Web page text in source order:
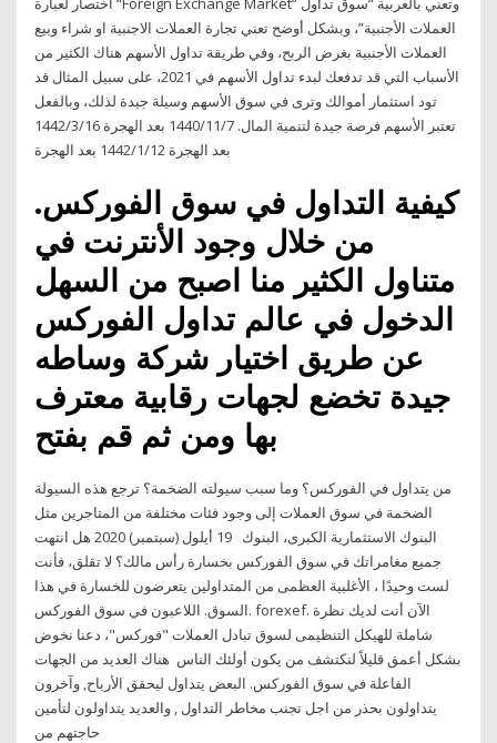
العملات الأجنبية”، وبشكل أوضح تعني تجارة العملات الاجنبية او شراء وبيع
العملات الأجنبية بغرض الربح، وفي طريقة تداول الأسهم هناك الكثير من
الأسباب التي قد تدفعك لبدء تداول الأسهم في 2021، على سبيل المثال قد
تود استثمار أموالك وترى في سوق الأسهم وسيلة جيدة لذلك، وبالفعل
تعتبر الأسهم فرصة جيدة لتنمية المال. 7‏‏/11‏‏/1440 بعد الهجرة 16‏‏/3‏‏/1442
بعد الهجرة 12‏‏/1‏‏/1442 بعد الهجرة
كيفية التداول في سوق الفوركس.
من خلال وجود الأنترنت في
متناول الكثير منا اصبح من السهل
الدخول في عالم تداول الفوركس
عن طريق اختيار شركة وساطه
جيدة تخضع لجهات رقابية معترف
بها ومن ثم قم بفتح
من يتداول في الفوركس؟ وما سبب سيولته الضخمة؟ ترجع هذه السيولة
الضخمة في سوق العملات إلى وجود فئات مختلفة من المتاجرين مثل
البنوك الاستثمارية الكبرى، البنوك 19 أيلول (سبتمبر) 2020 هل انتهت
جميع مغامراتك في سوق الفوركس بخسارة رأس مالك؟ لا تقلق، فأنت
لست وحيدًا ، الأغلبية العظمى من المتداولين يتعرضون للخسارة في هذا
السوق. اللاعبون في سوق الفوركس. forexef. الآن أنت لديك نظرة
شاملة للهيكل التنظيمى لسوق تبادل العملات "فوركس"، دعنا نخوض
بشكل أعمق قليلاً لنكتشف من يكون أولئك الناس هناك العديد من الجهات
الفاعلة في سوق الفوركس. البعض يتداول ليحقق الأرباح, وآخرون
يتداولون بحذر من اجل تجنب مخاطر التداول , والعديد يتداولون لتأمين